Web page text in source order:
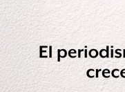
Durante su
marco del 170 Periodo
refrendó el
organismo y su
bilateral y las